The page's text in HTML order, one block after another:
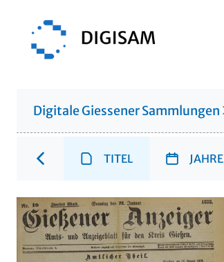
Digitale Giessener Sammlungen
TITEL JAHRE